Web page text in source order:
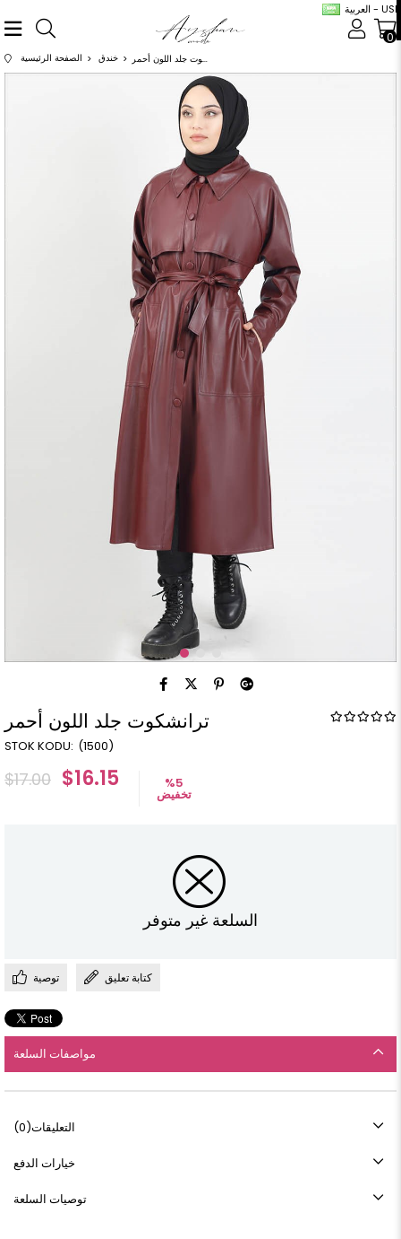
العربية - USD
0
الصفحة الرئيسية خندق ترانشكوت جلد اللون أحمر
ترانشكوت جلد اللون أحمر
(1500)
$17.00 $16.15 %5
تخفيض
السلعة غير متوفر
توصية كتابة تعليق
مواصفات السلعة
التعليقات(0)
خيارات الدفع
توصيات السلعة